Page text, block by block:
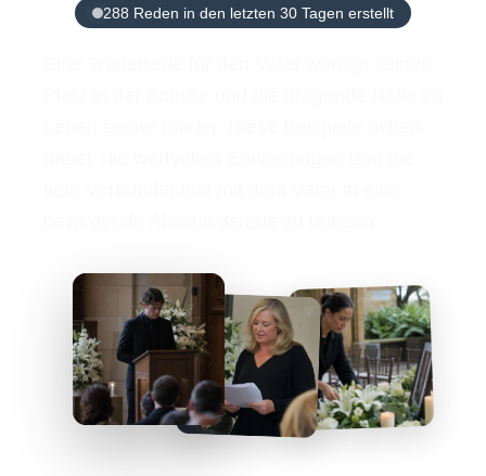
288 Reden in den letzten 30 Tagen erstellt